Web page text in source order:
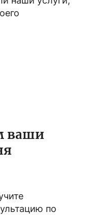
ваши
по